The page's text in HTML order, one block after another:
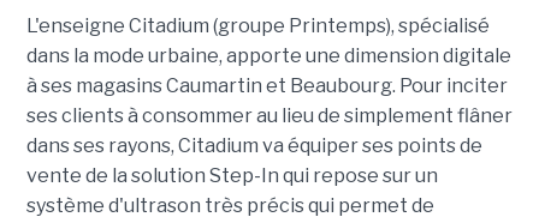
L'enseigne Citadium (groupe Printemps), spécialisé
dans la mode urbaine, apporte une dimension digitale
à ses magasins Caumartin et Beaubourg. Pour inciter
ses clients à consommer au lieu de simplement flâner
dans ses rayons, Citadium va équiper ses points de
vente de la solution Step-In qui repose sur un
système d'ultrason très précis qui permet de